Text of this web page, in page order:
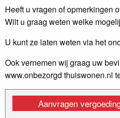
Heeft u vragen of opmerkingen
Wilt u graag weten welke
U kunt ze laten weten via het
Ook vernemen wij graag uw
www.onbezorgd thuiswonen.nl
Aanvragen